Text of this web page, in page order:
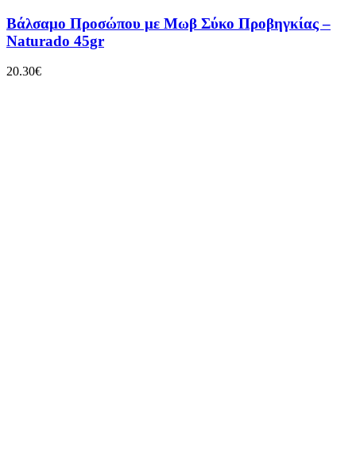
Βάλσαμο Προσώπου με Μωβ Σύκο Προβηγκίας –
Naturado 45gr
20.30€